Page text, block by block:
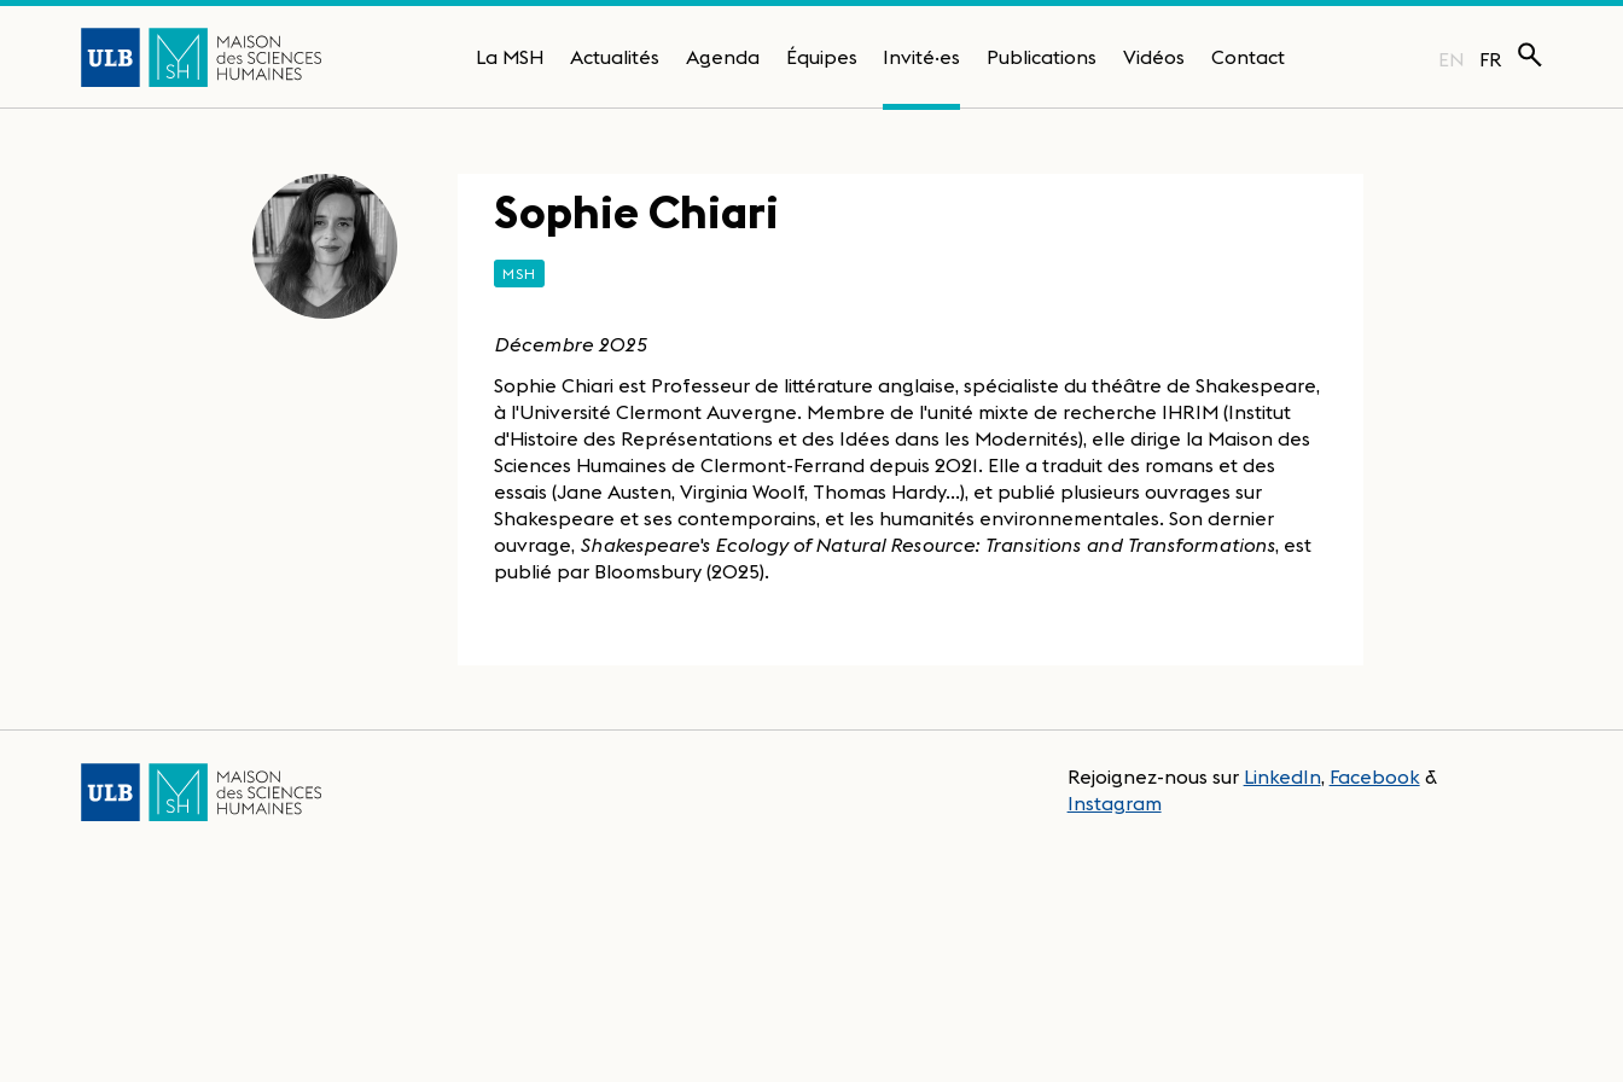
La MSH Actualités Agenda Équipes Invité·es Publications Vidéos Contact EN FR
Sophie Chiari
MSH
Décembre 2025
Sophie Chiari est Professeur de littérature anglaise, spécialiste du théâtre de Shakespeare,
à l'Université Clermont Auvergne. Membre de l'unité mixte de recherche IHRIM (Institut
d'Histoire des Représentations et des Idées dans les Modernités), elle dirige la Maison des
Sciences Humaines de Clermont-Ferrand depuis 2021. Elle a traduit des romans et des
essais (Jane Austen, Virginia Woolf, Thomas Hardy...), et publié plusieurs ouvrages sur
Shakespeare et ses contemporains, et les humanités environnementales. Son dernier
ouvrage, Shakespeare's Ecology of Natural Resource: Transitions and Transformations, est
publié par Bloomsbury (2025).
Rejoignez-nous sur LinkedIn, Facebook &
Instagram